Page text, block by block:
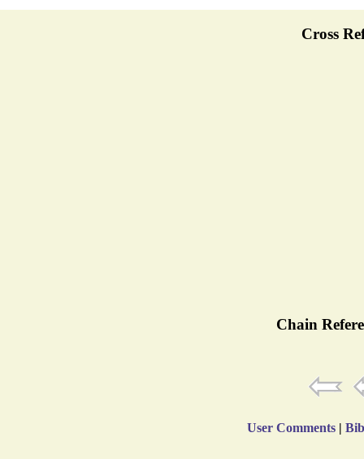
Cross
Chain
User Comments |